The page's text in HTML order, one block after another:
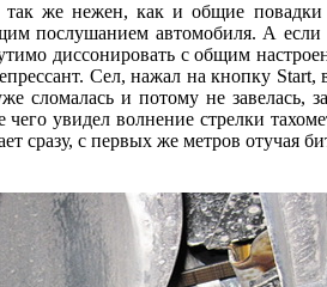
так же нежен, как и общие
послушанием автомобиля. А если
диссонировать с общим
Сел, нажал на кнопку
сломалась и потому не завелась,
чего увидел волнение стрелки
сразу, с первых же метров отучая